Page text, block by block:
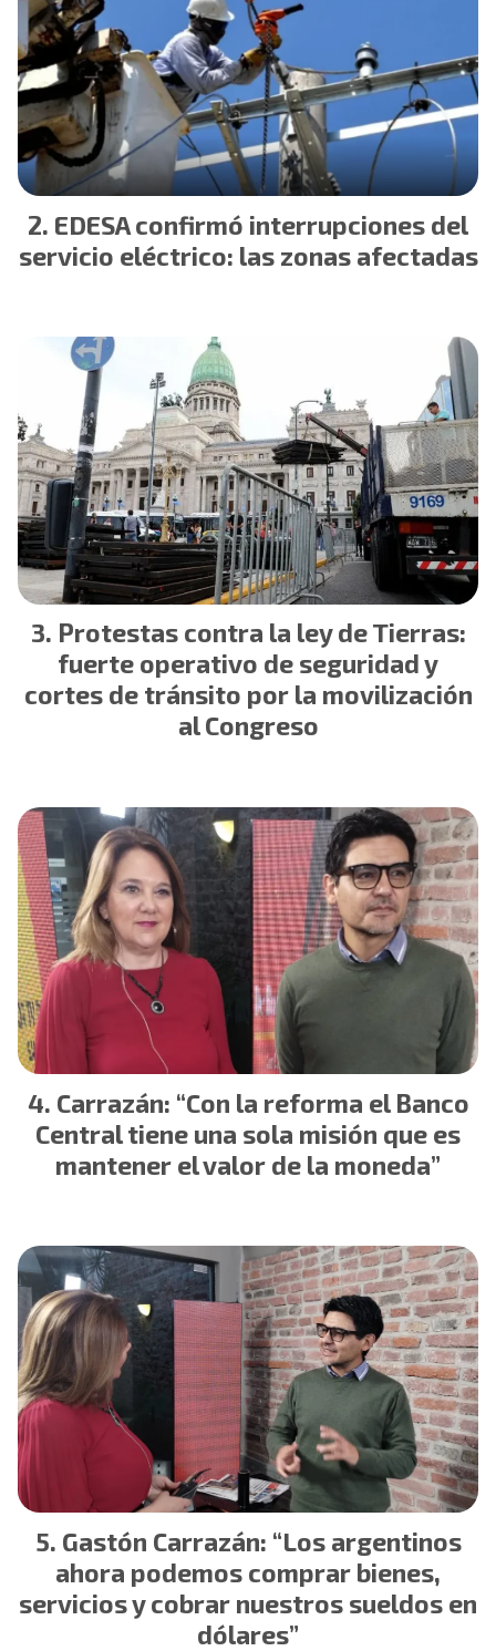
EDESA confirmó interrupciones del
servicio eléctrico: las zonas afectadas
Protestas contra la ley de Tierras:
fuerte operativo de seguridad y
cortes de tránsito por la movilización
al Congreso
Carrazán: “Con la reforma el Banco
Central tiene una sola misión que es
mantener el valor de la moneda”
Gastón Carrazán: “Los argentinos
ahora podemos comprar bienes,
servicios y cobrar nuestros sueldos en
dólares”